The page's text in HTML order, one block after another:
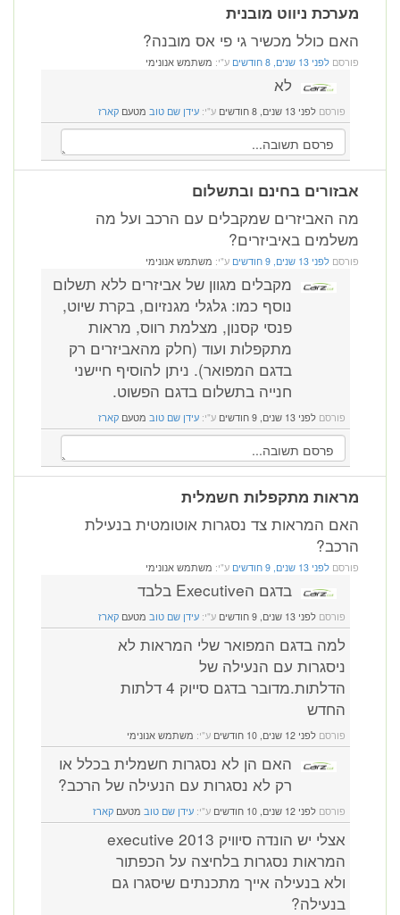
מערכת ניווט מובנית
האם כולל מכשיר גי פי אס מובנה?
פורסם לפני 13 שנים, 8 חודשים ע"י: משתמש אנונימי
לא
פורסם לפני 13 שנים, 8 חודשים ע"י: עידן שם טוב מטעם קארז
אבזורים בחינם ובתשלום
מה האביזרים שמקבלים עם הרכב ועל מה
משלמים באיביזרים?
פורסם לפני 13 שנים, 9 חודשים ע"י: משתמש אנונימי
מקבלים מגוון של אביזרים ללא תשלום
נוסף כמו: גלגלי מגנזיום, בקרת שיוט,
פנסי קסנון, מצלמת רווס, מראות
מתקפלות ועוד (חלק מהאביזרים רק
בדגם המפואר). ניתן להוסיף חיישני
חנייה בתשלום בדגם הפשוט.
פורסם לפני 13 שנים, 9 חודשים ע"י: עידן שם טוב מטעם קארז
מראות מתקפלות חשמלית
האם המראות צד נסגרות אוטומטית בנעילת
הרכב?
פורסם לפני 13 שנים, 9 חודשים ע"י: משתמש אנונימי
בדגם הExecutive בלבד
פורסם לפני 13 שנים, 9 חודשים ע"י: עידן שם טוב מטעם קארז
למה בדגם המפואר שלי המראות לא
ניסגרות עם הנעילה של
הדלתות.מדובר בדגם סייוק 4 דלתות
החדש
פורסם לפני 12 שנים, 10 חודשים ע"י: משתמש אנונימי
האם הן לא נסגרות חשמלית בכלל או
רק לא נסגרות עם הנעילה של הרכב?
פורסם לפני 12 שנים, 10 חודשים ע"י: עידן שם טוב מטעם קארז
אצלי יש הונדה סיוויק 2013 executive
המראות נסגרות בלחיצה על הכפתור
ולא בנעילה אייך מתכנתים שיסגרו גם
בנעילה?